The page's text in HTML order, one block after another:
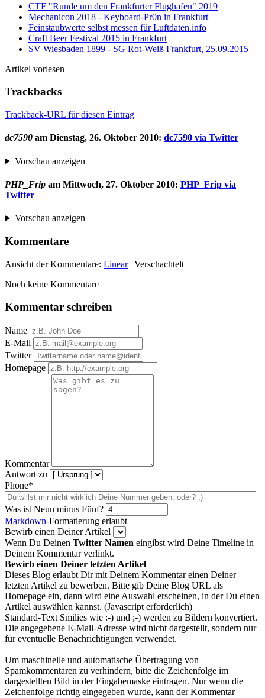
CTF "Runde um den Frankfurter Flughafen" 2019
Mechanicon 2018 - Keyboard-Pr0n in Frankfurt
Feinstaubwerte selbst messen für Luftdaten.info
Craft Beer Festival 2015 in Frankfurt
SV Wiesbaden 1899 - SG Rot-Weiß Frankfurt, 25.09.2015
Artikel vorlesen
Trackbacks
Trackback-URL für diesen Eintrag
dc7590 am Dienstag, 26. Oktober 2010: dc7590 via Twitter
Vorschau anzeigen
PHP_Frip am Mittwoch, 27. Oktober 2010: PHP_Frip via
Twitter
Vorschau anzeigen
Kommentare
Ansicht der Kommentare: Linear| Verschachtelt
Noch keine Kommentare
Kommentar schreiben
Name
E-Mail
Twitter
Homepage
Kommentar
Antwort zu
Phone*
Was ist Neun minus Fünf?
Markdown-Formatierung erlaubt
Bewirb einen Deiner Artikel
Wenn Du Deinen Twitter Namen eingibst wird Deine Timeline in
Deinem Kommentar verlinkt.
Bewirb einen Deiner letzten Artikel
Dieses Blog erlaubt Dir mit Deinem Kommentar einen Deiner
letzten Artikel zu bewerben. Bitte gib Deine Blog URL als
Homepage ein, dann wird eine Auswahl erscheinen, in der Du einen
Artikel auswählen kannst. (Javascript erforderlich)
Standard-Text Smilies wie :-) und ;-) werden zu Bildern konvertiert.
Die angegebene E-Mail-Adresse wird nicht dargestellt, sondern nur
für eventuelle Benachrichtigungen verwendet.
Um maschinelle und automatische Übertragung von
Spamkommentaren zu verhindern, bitte die Zeichenfolge im
dargestellten Bild in der Eingabemaske eintragen. Nur wenn die
Zeichenfolge richtig eingegeben wurde, kann der Kommentar